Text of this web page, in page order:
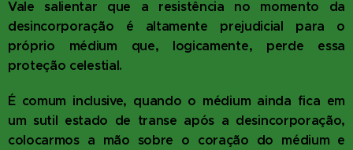
Vale salientar que a resistência no momento da
desincorporação é altamente prejudicial para o
próprio médium que, logicamente, perde essa
proteção celestial.
É comum inclusive, quando o médium ainda fica em
um sutil estado de transe após a desincorporação,
colocarmos a mão sobre o coração do médium e